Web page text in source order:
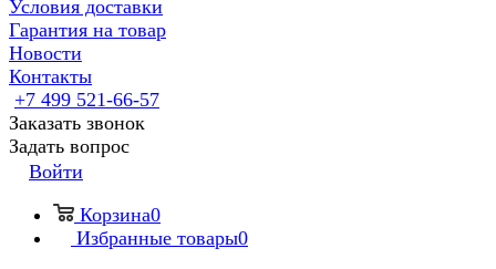
Условия доставки
Гарантия на товар
Новости
Контакты
+7 499 521-66-57
Заказать звонок
Задать вопрос
Войти
Корзина0
Избранные товары0